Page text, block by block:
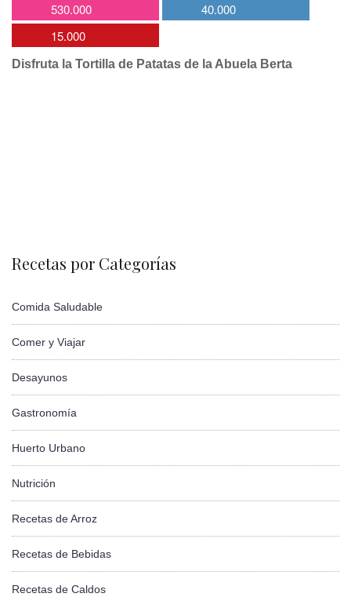
530.000
40.000
15.000
Disfruta la Tortilla de Patatas de la Abuela Berta
Recetas por Categorías
Comida Saludable
Comer y Viajar
Desayunos
Gastronomía
Huerto Urbano
Nutrición
Recetas de Arroz
Recetas de Bebidas
Recetas de Caldos